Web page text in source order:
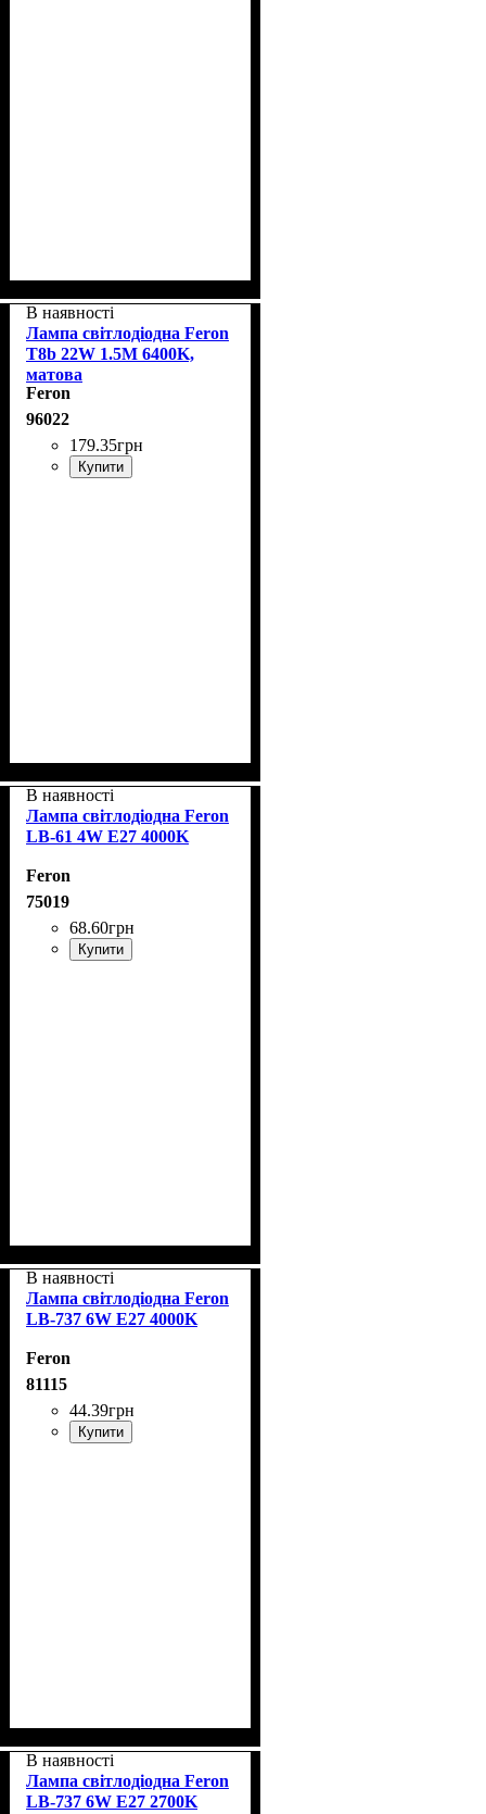
В наявності
Лампа світлодіодна Feron
T8b 22W 1.5M 6400K,
матова
Feron
96022
179.35грн
Купити
В наявності
Лампа світлодіодна Feron
LB-61 4W E27 4000K
Feron
75019
68.60грн
Купити
В наявності
Лампа світлодіодна Feron
LB-737 6W E27 4000K
Feron
81115
44.39грн
Купити
В наявності
Лампа світлодіодна Feron
LB-737 6W E27 2700K